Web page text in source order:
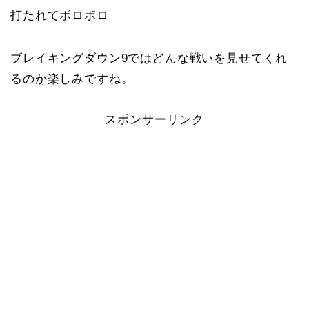
打たれてボロボロ
ブレイキングダウン9ではどんな戦いを見せてくれ
るのか楽しみですね。
スポンサーリンク